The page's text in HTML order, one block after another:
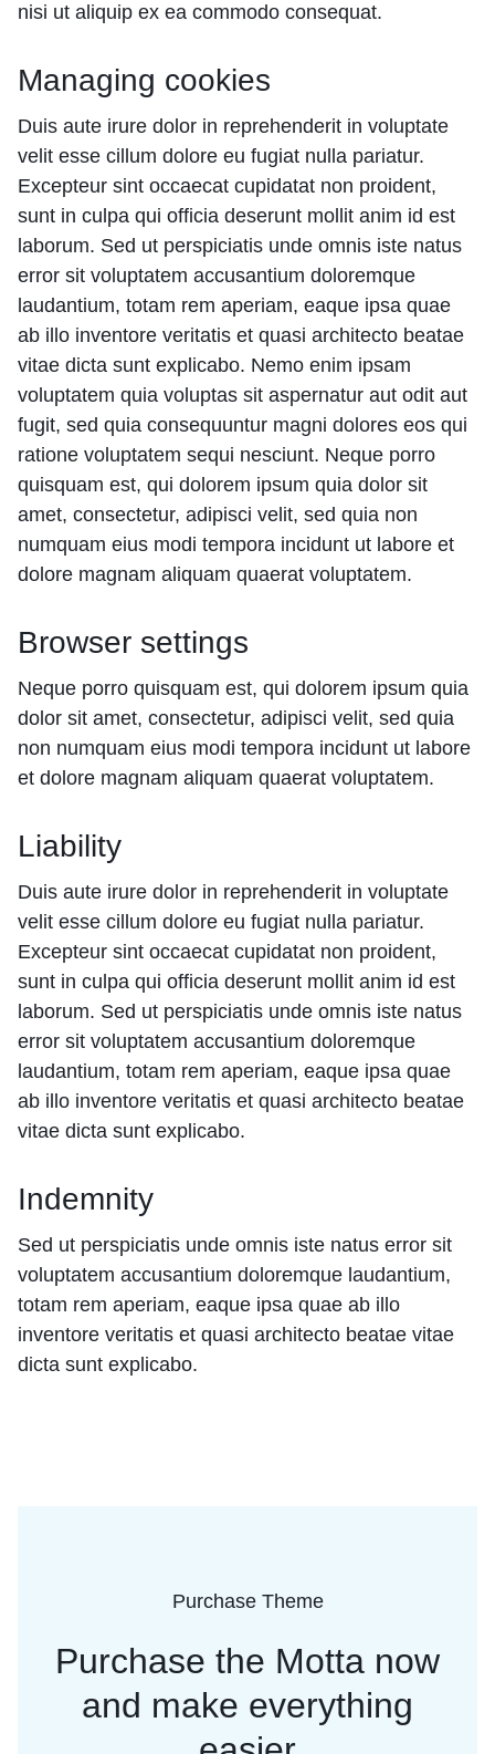
nisi ut aliquip ex ea commodo consequat.
Managing cookies
Duis aute irure dolor in reprehenderit in voluptate
velit esse cillum dolore eu fugiat nulla pariatur.
Excepteur sint occaecat cupidatat non proident,
sunt in culpa qui officia deserunt mollit anim id est
laborum. Sed ut perspiciatis unde omnis iste natus
error sit voluptatem accusantium doloremque
laudantium, totam rem aperiam, eaque ipsa quae
ab illo inventore veritatis et quasi architecto beatae
vitae dicta sunt explicabo. Nemo enim ipsam
voluptatem quia voluptas sit aspernatur aut odit aut
fugit, sed quia consequuntur magni dolores eos qui
ratione voluptatem sequi nesciunt. Neque porro
quisquam est, qui dolorem ipsum quia dolor sit
amet, consectetur, adipisci velit, sed quia non
numquam eius modi tempora incidunt ut labore et
dolore magnam aliquam quaerat voluptatem.
Browser settings
Neque porro quisquam est, qui dolorem ipsum quia
dolor sit amet, consectetur, adipisci velit, sed quia
non numquam eius modi tempora incidunt ut labore
et dolore magnam aliquam quaerat voluptatem.
Liability
Duis aute irure dolor in reprehenderit in voluptate
velit esse cillum dolore eu fugiat nulla pariatur.
Excepteur sint occaecat cupidatat non proident,
sunt in culpa qui officia deserunt mollit anim id est
laborum. Sed ut perspiciatis unde omnis iste natus
error sit voluptatem accusantium doloremque
laudantium, totam rem aperiam, eaque ipsa quae
ab illo inventore veritatis et quasi architecto beatae
vitae dicta sunt explicabo.
Indemnity
Sed ut perspiciatis unde omnis iste natus error sit
voluptatem accusantium doloremque laudantium,
totam rem aperiam, eaque ipsa quae ab illo
inventore veritatis et quasi architecto beatae vitae
dicta sunt explicabo.
Purchase Theme
Purchase the Motta now
and make everything